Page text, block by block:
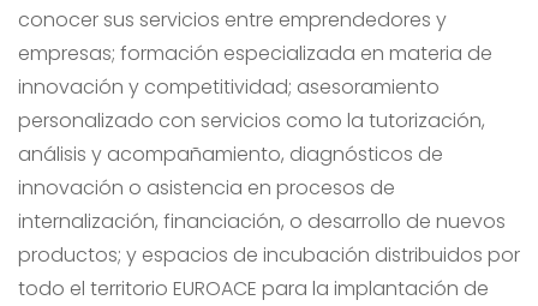
conocer sus servicios entre emprendedores y
empresas; formación especializada en materia de
innovación y competitividad; asesoramiento
personalizado con servicios como la tutorización,
análisis y acompañamiento, diagnósticos de
innovación o asistencia en procesos de
internalización, financiación, o desarrollo de nuevos
productos; y espacios de incubación distribuidos por
todo el territorio EUROACE para la implantación de